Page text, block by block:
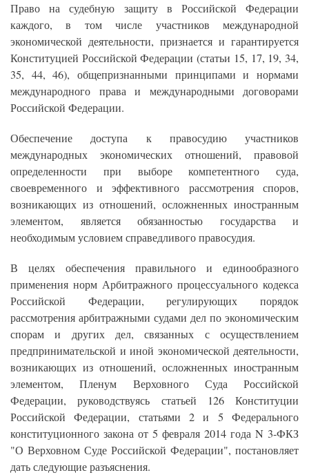
Право на судебную защиту в Российской Федерации
каждого, в том числе участников международной
экономической деятельности, признается и гарантируется
Конституцией Российской Федерации (статьи 15, 17, 19, 34,
35, 44, 46), общепризнанными принципами и нормами
международного права и международными договорами
Российской Федерации.
Обеспечение доступа к правосудию участников
международных экономических отношений, правовой
определенности при выборе компетентного суда,
своевременного и эффективного рассмотрения споров,
возникающих из отношений, осложненных иностранным
элементом, является обязанностью государства и
необходимым условием справедливого правосудия.
В целях обеспечения правильного и единообразного
применения норм Арбитражного процессуального кодекса
Российской Федерации, регулирующих порядок
рассмотрения арбитражными судами дел по экономическим
спорам и других дел, связанных с осуществлением
предпринимательской и иной экономической деятельности,
возникающих из отношений, осложненных иностранным
элементом, Пленум Верховного Суда Российской
Федерации, руководствуясь статьей 126 Конституции
Российской Федерации, статьями 2 и 5 Федерального
конституционного закона от 5 февраля 2014 года N 3-ФКЗ
"О Верховном Суде Российской Федерации", постановляет
дать следующие разъяснения.